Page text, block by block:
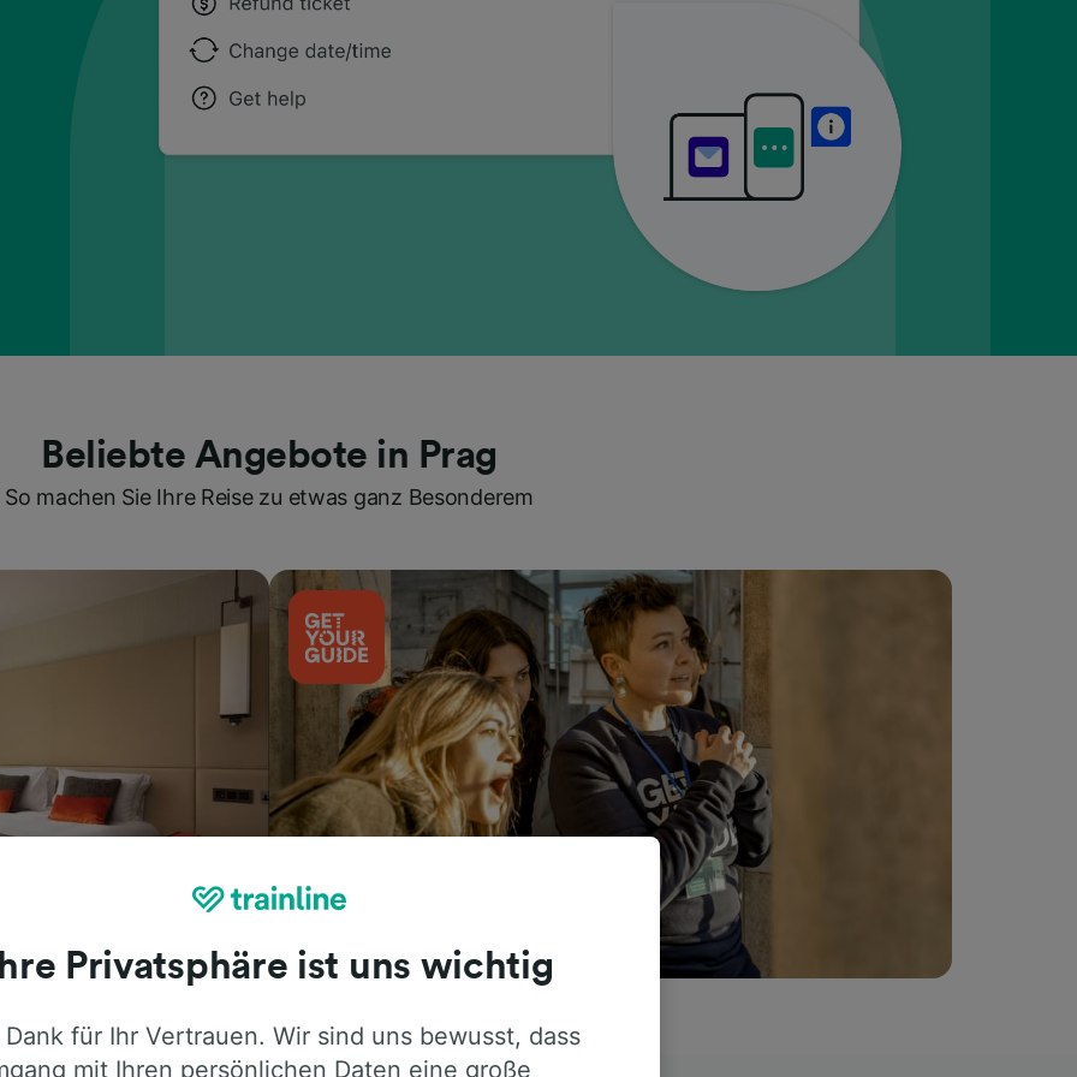
Beliebte Angebote in Prag
So machen Sie Ihre Reise zu etwas ganz Besonderem
Ihre Privatsphäre ist uns wichtig
für Ihr Vertrauen. Wir sind uns bewusst, dass
mit Ihren persönlichen Daten eine große